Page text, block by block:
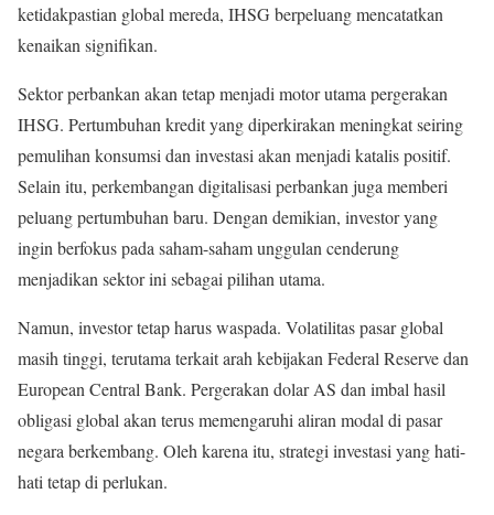
ketidakpastian global mereda, IHSG berpeluang mencatatkan
kenaikan signifikan.
Sektor perbankan akan tetap menjadi motor utama pergerakan
IHSG. Pertumbuhan kredit yang diperkirakan meningkat seiring
pemulihan konsumsi dan investasi akan menjadi katalis positif.
Selain itu, perkembangan digitalisasi perbankan juga memberi
peluang pertumbuhan baru. Dengan demikian, investor yang
ingin berfokus pada saham-saham unggulan cenderung
menjadikan sektor ini sebagai pilihan utama.
Namun, investor tetap harus waspada. Volatilitas pasar global
masih tinggi, terutama terkait arah kebijakan Federal Reserve dan
European Central Bank. Pergerakan dolar AS dan imbal hasil
obligasi global akan terus memengaruhi aliran modal di pasar
negara berkembang. Oleh karena itu, strategi investasi yang hati-
hati tetap di perlukan.